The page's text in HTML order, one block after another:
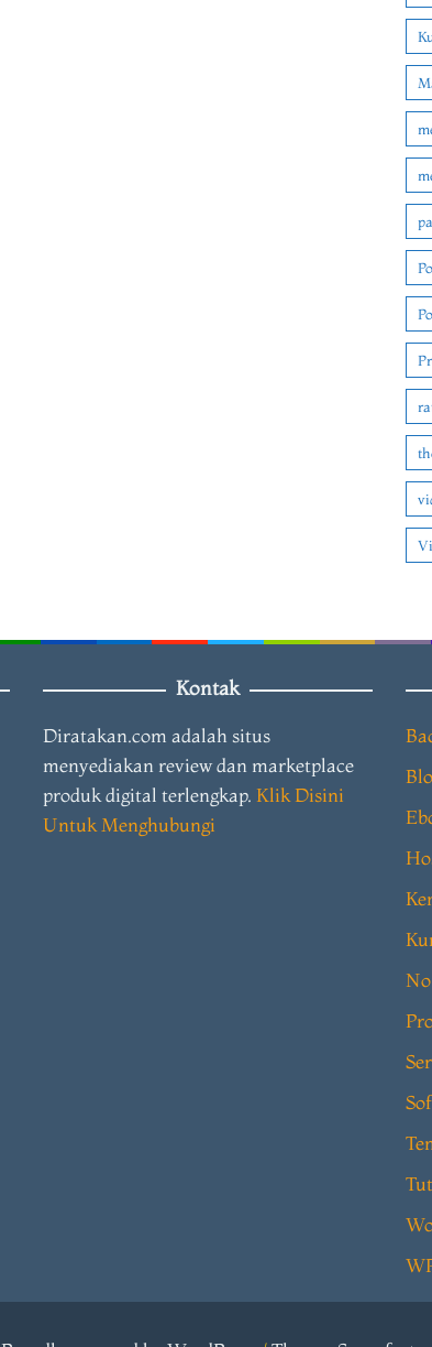
Kontak
Diratakan.com adalah situs
menyediakan review dan marketplace
produk digital terlengkap. Klik Disini
Untuk Menghubungi